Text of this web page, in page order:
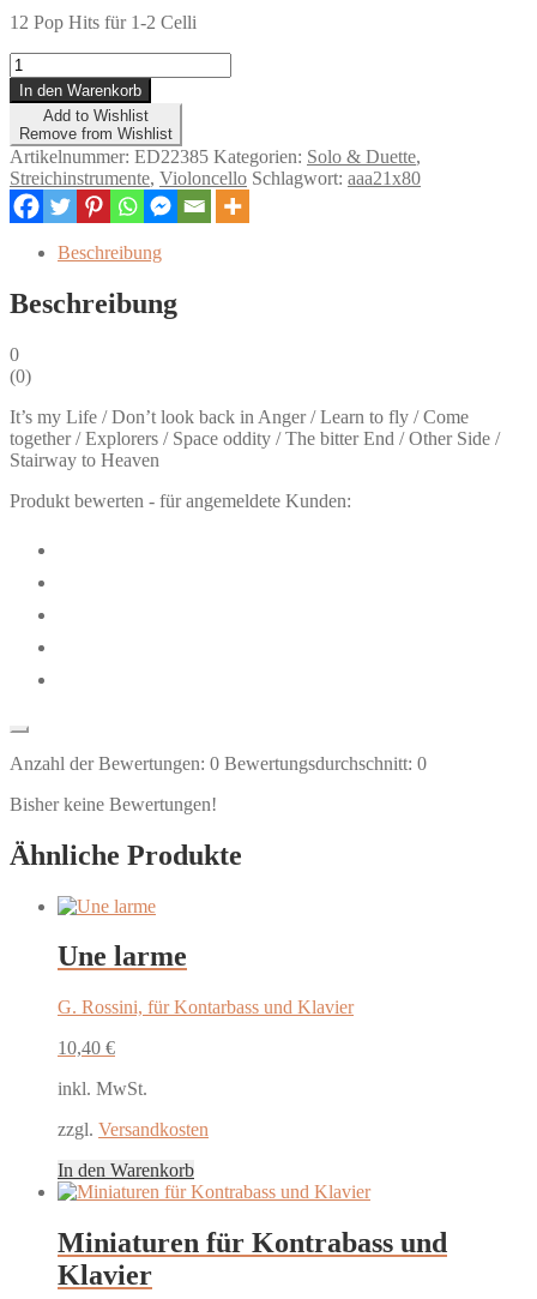
12 Pop Hits für 1-2 Celli
Pop
for
Cello
Bd.
5
(mit
CD)
Menge
In den Warenkorb
Add to Wishlist
Remove from Wishlist
Artikelnummer: ED22385 Kategorien: Solo & Duette,
Streichinstrumente, Violoncello Schlagwort: aaa21x80
Beschreibung
Beschreibung
0
(0)
It’s my Life / Don’t look back in Anger / Learn to fly / Come
together / Explorers / Space oddity / The bitter End / Other Side /
Stairway to Heaven
Produkt bewerten - für angemeldete Kunden:
Anzahl der Bewertungen: 0 Bewertungsdurchschnitt: 0
Bisher keine Bewertungen!
Ähnliche Produkte
Une larme
G. Rossini, für Kontarbass und Klavier
10,40 €
inkl. MwSt.
zzgl. Versandkosten
In den Warenkorb
Miniaturen für Kontrabass und
Klavier